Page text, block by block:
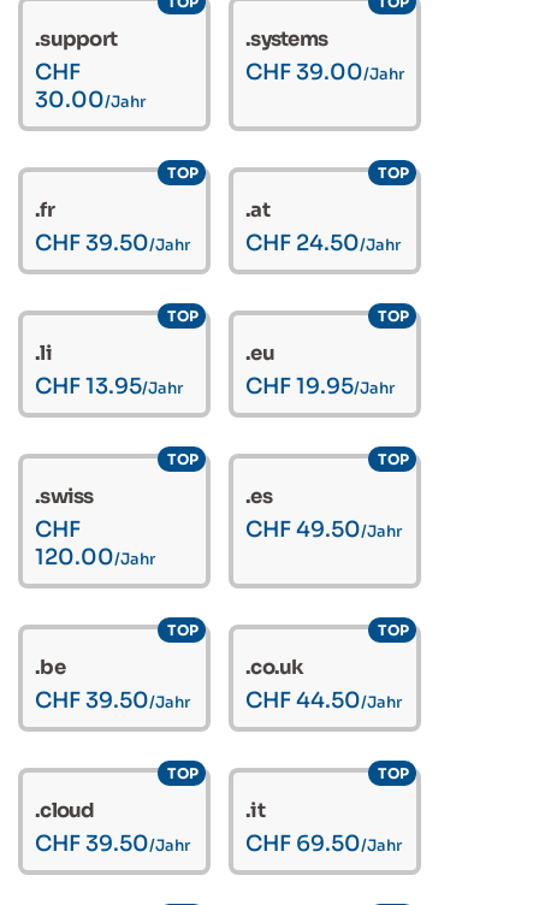
.support
CHF
30.00/Jahr
.systems
CHF 39.00/Jahr
.fr
CHF 39.50/Jahr
TOP
.at
CHF 24.50/Jahr
TOP
.li
CHF 13.95/Jahr
TOP
.eu
CHF 19.95/Jahr
TOP
.swiss
CHF
120.00/Jahr
TOP
.es
CHF 49.50/Jahr
TOP
.be
CHF 39.50/Jahr
TOP
.co.uk
CHF 44.50/Jahr
TOP
.cloud
CHF 39.50/Jahr
TOP
.it
CHF 69.50/Jahr
TOP